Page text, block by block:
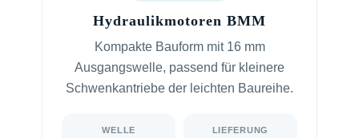
Hydraulikmotoren BMM
Kompakte Bauform mit 16 mm
Ausgangswelle, passend für kleinere
Schwenkantriebe der leichten Baureihe.
WELLE LIEFERUNG